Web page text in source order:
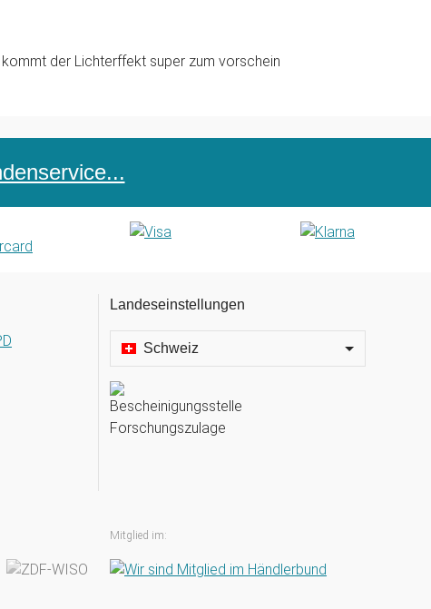
der Lichterffekt super zum vorschein
Landeseinstellungen
Schweiz
Mitglied im: